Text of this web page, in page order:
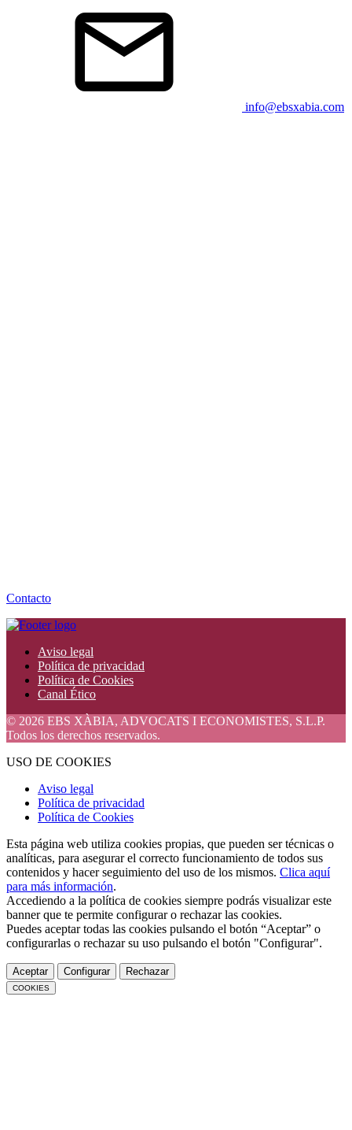
info@ebsxabia.com
Contacto
Aviso legal
Política de privacidad
Política de Cookies
Canal Ético
© 2026 EBS XÀBIA, ADVOCATS I ECONOMISTES, S.L.P.
Todos los derechos reservados.
USO DE COOKIES
Aviso legal
Política de privacidad
Política de Cookies
Esta página web utiliza cookies propias, que pueden ser técnicas o
analíticas, para asegurar el correcto funcionamiento de todos sus
contenidos y hacer seguimiento del uso de los mismos. Clica aquí
para más información.
Accediendo a la política de cookies siempre podrás visualizar este
banner que te permite configurar o rechazar las cookies.
Puedes aceptar todas las cookies pulsando el botón “Aceptar” o
configurarlas o rechazar su uso pulsando el botón "Configurar".
Aceptar Configurar Rechazar
COOKIES